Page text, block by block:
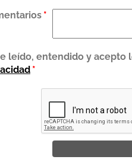
*
leído, entendido y acepto
*